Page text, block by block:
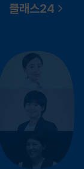
클래스24